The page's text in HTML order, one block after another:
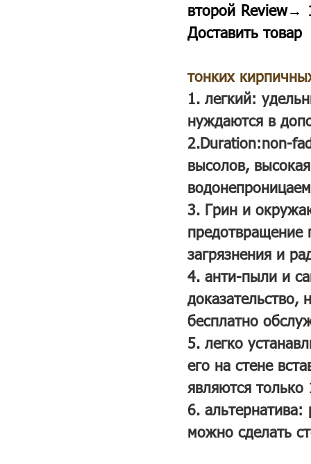
второй Review→
Доставить товар
тонких
1. легкий:
нуждаются в
2.Duration:non-
высолов,
3. Грин и
предотвращение
загрязнения и
4. анти-пыли и
доказательство,
бесплатно
5. легко
его на стене
являются
6. альтернатива:
можно сделать